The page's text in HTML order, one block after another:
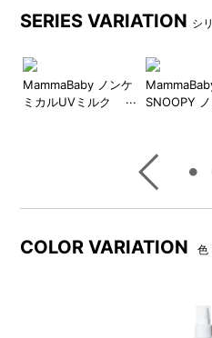
SERIES VARIATION シ
MammaBaby ノンケ
ミカルUVミルク
SNOOPY
COLOR VARIATION 色